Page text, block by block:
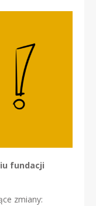
fundacji
zmiany: